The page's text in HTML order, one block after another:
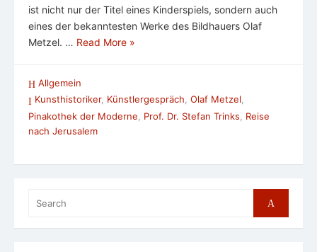
ist nicht nur der Titel eines Kinderspiels, sondern auch
eines der bekanntesten Werke des Bildhauers Olaf
Metzel. … Read More »
Allgemein
Kunsthistoriker, Künstlergespräch, Olaf Metzel,
Pinakothek der Moderne
Prof. Dr. Stefan Trinks
Reise
nach Jerusalem
for:
Search